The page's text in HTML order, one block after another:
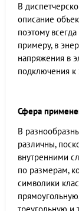
В
описание
поэтому
примеру, в
напряжения в
подключения к
Сфера
В
различны,
внутренними
по размерам,
символики